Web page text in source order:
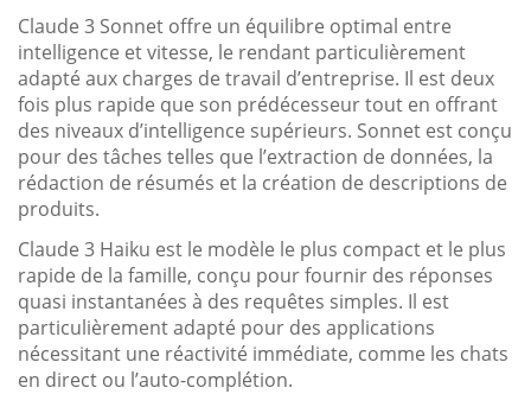
Claude 3 Sonnet offre un équilibre optimal entre
intelligence et vitesse, le rendant particulièrement
adapté aux charges de travail d’entreprise. Il est deux
fois plus rapide que son prédécesseur tout en offrant
des niveaux d’intelligence supérieurs. Sonnet est conçu
pour des tâches telles que l’extraction de données, la
rédaction de résumés et la création de descriptions de
produits.
Claude 3 Haiku est le modèle le plus compact et le plus
rapide de la famille, conçu pour fournir des réponses
quasi instantanées à des requêtes simples. Il est
particulièrement adapté pour des applications
nécessitant une réactivité immédiate, comme les chats
en direct ou l’auto-complétion.